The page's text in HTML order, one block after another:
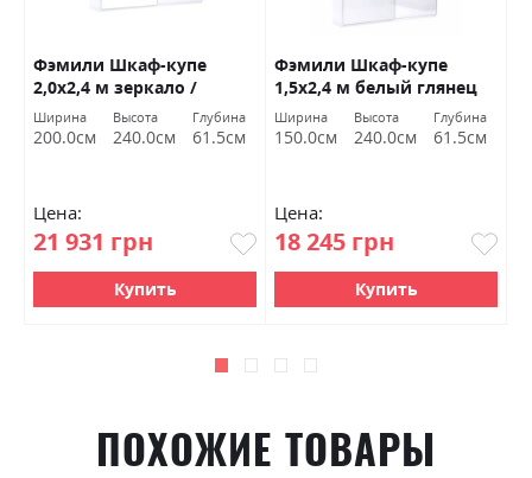
Фэмили Шкаф-купе
2,0х2,4 м зеркало /
белый глянец Миромарк
Ширина
200.0см
Высота
240.0см
Глубина
61.5см
Цена:
21 931 грн
Купить
Фэмили Шкаф-купе
1,5х2,4 м белый глянец
Миромарк
Ширина
150.0см
Высота
240.0см
Глубина
61.5см
Цена:
18 245 грн
Купить
ПОХОЖИЕ ТОВАРЫ